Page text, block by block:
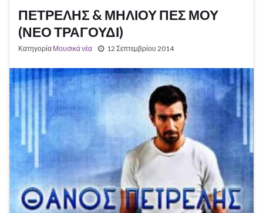
ΠΕΤΡΕΛΗΣ & ΜΗΛΙΟΥ ΠΕΣ ΜΟΥ
(ΝΕΟ ΤΡΑΓΟΥΔΙ)
Κατηγορία Μουσικά νέα 12 Σεπτεμβρίου 2014